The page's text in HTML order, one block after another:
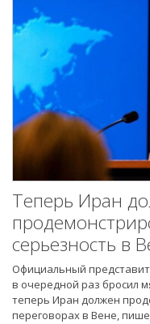
Теперь Иран
серьезность в
Официальный
в очередной раз бросил
теперь Иран должен
переговорах в Вене,